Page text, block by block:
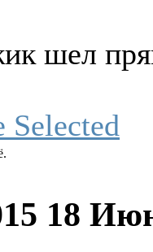
шел
18